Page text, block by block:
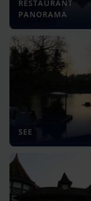
RESTAURANT
PANORAMA
SEE